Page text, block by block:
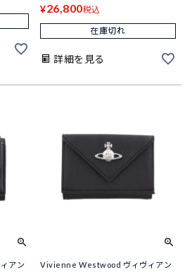
¥26,800税込
在庫切れ
詳細を見る
アン
Vivienne Westwood ヴィヴィアン